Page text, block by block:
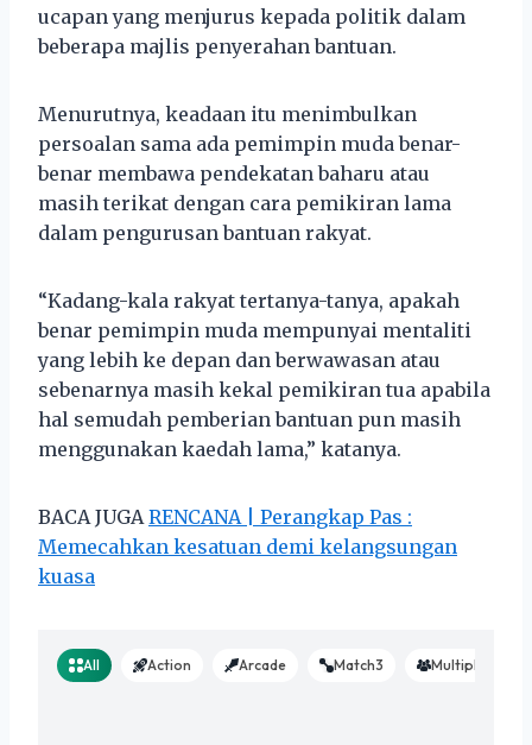
ucapan yang menjurus kepada politik dalam
beberapa majlis penyerahan bantuan.
Menurutnya, keadaan itu menimbulkan
persoalan sama ada pemimpin muda benar-
benar membawa pendekatan baharu atau
masih terikat dengan cara pemikiran lama
dalam pengurusan bantuan rakyat.
“Kadang-kala rakyat tertanya-tanya, apakah
benar pemimpin muda mempunyai mentaliti
yang lebih ke depan dan berwawasan atau
sebenarnya masih kekal pemikiran tua apabila
hal semudah pemberian bantuan pun masih
menggunakan kaedah lama,” katanya.
BACA JUGA RENCANA | Perangkap Pas :
Memecahkan kesatuan demi kelangsungan
kuasa